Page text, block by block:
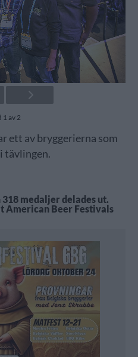
1 av 2
ett av bryggerierna som
tävlingen.
medaljer delades ut.
American Beer Festivals